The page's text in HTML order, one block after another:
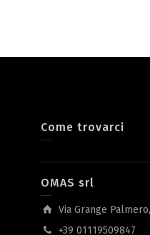
Come trovarci
OMAS srl
Via Grange
+39 01119509847